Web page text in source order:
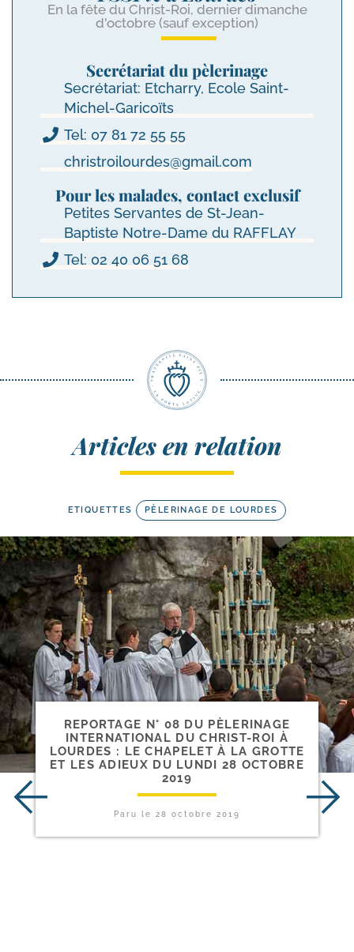
En la fête du Christ-Roi, dernier dimanche
d'octobre (sauf exception)
Secrétariat du pèlerinage
Secrétariat: Etcharry, Ecole Saint-
Michel-Garicoïts
Tel: 07 81 72 55 55
christroilourdes@gmail.com
Pour les malades, contact exclusif
Petites Servantes de St-Jean-
Baptiste Notre-Dame du RAFFLAY
Tel: 02 40 06 51 68
Articles en relation
ETIQUETTES PÈLERINAGE DE LOURDES
REPORTAGE N° 08 DU PÈLERINAGE
INTERNATIONAL DU CHRIST-​ROI À
LOURDES : LE CHAPELET À LA GROTTE
ET LES ADIEUX DU LUNDI 28 OCTOBRE
2019
Paru le 28 octobre 2019